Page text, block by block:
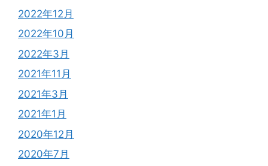
2022年12月
2022年10月
2022年3月
2021年11月
2021年3月
2021年1月
2020年12月
2020年7月